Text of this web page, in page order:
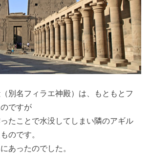
別名フィラエ神殿）は、もともとフ
ですが
たことで水没してしまい隣のアギル
のです。
あったのでした。